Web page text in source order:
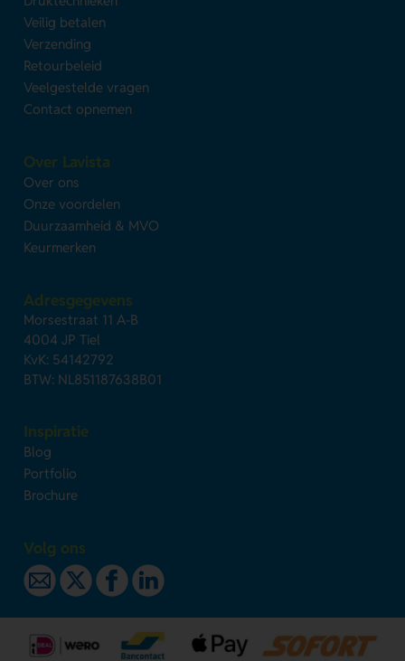
Veilig betalen
Verzending
Retourbeleid
Veelgestelde vragen
Contact opnemen
Over Lavista
Over ons
Onze voordelen
Duurzaamheid & MVO
Keurmerken
Adresgegevens
Morsestraat 11 A-B
4004 JP Tiel
KvK: 54142792
BTW: NL851187638B01
Inspiratie
Blog
Portfolio
Brochure
Volg ons